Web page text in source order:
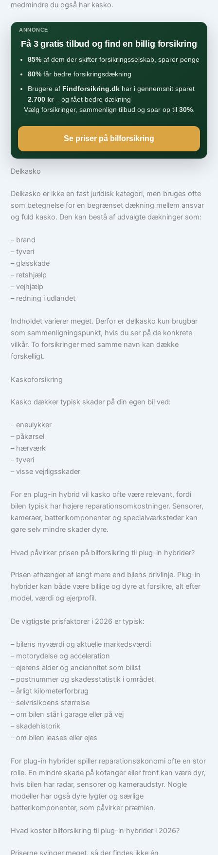
medmindre du også har kasko.
ANNONCE
Få 3 gratis tilbud og find en billig forsikring
85% af dem der skifter forsikringsselskab, sparer penge
80% får bedre forsikringsdækning
Brugere af Findforsikring.dk har i gennemsnit sparet
2.700 kr– og fået bedre dækning
Vælg forsikringer, sammenlign tilbud og spar op til 30%.
Se priser på bilforsikring
Delkasko
Delkasko er ikke en fast juridisk kategori, men bruges ofte
som betegnelse for en begrænset dækning mellem ansvar
og fuld kasko. Den kan bestå af udvalgte dækninger som:
– brand
– tyveri
– glasskade
– retshjælp
– vejhjælp
– redning i udlandet
Indholdet varierer meget. Derfor er delkasko kun brugbar
som sammenligningspunkt, hvis du ser på de konkrete
vilkår. To forsikringer med samme navn kan dække
forskelligt.
Kaskoforsikring
Kasko dækker typisk skader på din egen bil ved:
– eneulykker
– påkørsel
– hærværk
– tyveri
– visse vejrligsskader
For en plug-in hybrid vil kasko ofte være relevant, fordi
bilen typisk har højere reparationsomkostninger. Sensorer,
kameraer, batterikomponenter og specialværksteder kan
gøre selv mindre skader dyre.
Hvad påvirker prisen på bilforsikring til plug-in hybrider?
Prisen afhænger af langt mere end bilens drivlinje. Plug-in
hybrider kan både være billige og dyre at forsikre, alt efter
model, værdi og ejerprofil.
De vigtigste prisfaktorer i 2026 er typisk:
– bilens nyværdi og aktuelle markedsværdi
– motorydelse og acceleration
– ejerens alder og anciennitet som bilist
– postnummer og skadesstatistik i området
– årligt kilometerforbrug
– selvrisikoens størrelse
– om bilen står i garage eller på vej
– skadehistorik
– om bilen leases eller ejes
For plug-in hybrider spiller reparationsøkonomi ofte en stor
rolle. En mindre skade på kofanger eller front kan være dyr,
hvis bilen har radar, sensorer og kameraudstyr. Nogle
modeller har også dyre lygter og særlige
batterikomponenter, som påvirker præmien.
Hvad koster bilforsikring til plug-in hybrider i 2026?
Priserne svinger meget, så der findes ikke én